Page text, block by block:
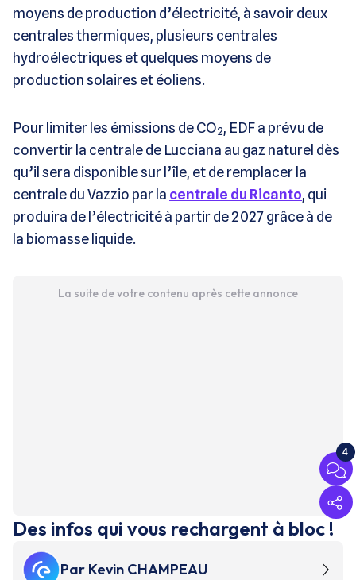
moyens de production d’électricité, à savoir deux
centrales thermiques, plusieurs centrales
hydroélectriques et quelques moyens de
production solaires et éoliens.
Pour limiter les émissions de CO2, EDF a prévu de
convertir la centrale de Lucciana au gaz naturel dès
qu’il sera disponible sur l’île, et de remplacer la
centrale du Vazzio par la centrale du Ricanto, qui
produira de l’électricité à partir de 2027 grâce à de
la biomasse liquide.
La suite de votre contenu après cette annonce
4
Des infos qui vous rechargent à bloc !
Par Kevin CHAMPEAU